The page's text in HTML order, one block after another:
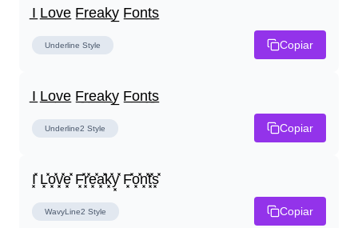
I̲ L̲o̲v̲e̲ F̲r̲e̲a̲k̲y̲ F̲o̲n̲t̲s̲
Underline Style Copiar
I̲ L̲o̲v̲e̲ F̲r̲e̲a̲k̲y̲ F̲o̲n̲t̲s̲
Underline2 Style Copiar
I͓̽ L͓̽o͓̽v͓̽e͓̽ F͓̽r͓̽e͓̽a͓̽k͓̽y͓̽ F͓̽o͓̽n͓̽t͓̽s͓̽
WavyLine2 Style Copiar